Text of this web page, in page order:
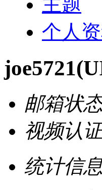
个人
joe5721
邮箱状
视频认
统计信